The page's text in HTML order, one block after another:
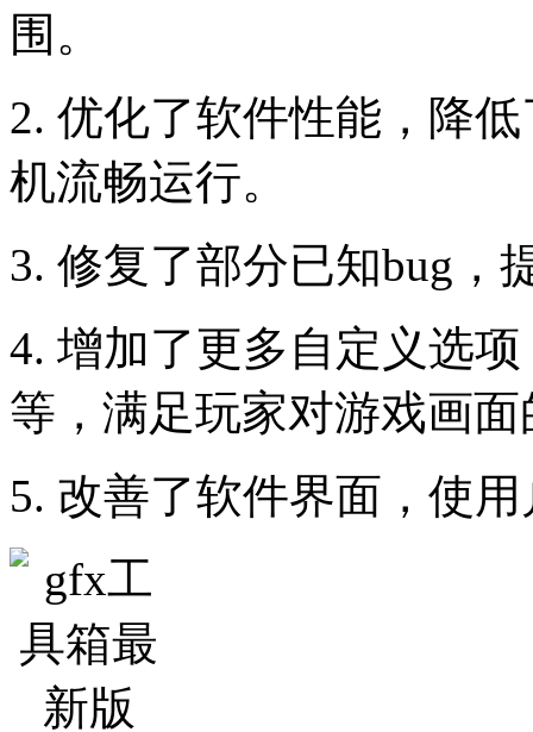
围。
2. 优化了软件性能，降
机流畅运行。
3. 修复了部分已知bug，
4. 增加了更多自定义选
等，满足玩家对游戏画
5. 改善了软件界面，使